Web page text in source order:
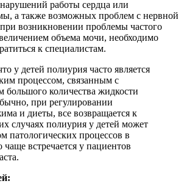
работы сердца или
а также возможных проблем с нервной
возникновении проблемы частого
объема мочи, необходимо
к специалистам.
у детей полиурия часто является
процессом, связанным с
большого количества жидкости
при регулировании
и диеты, все возвращается к
случаях полиурия у детей может
патологических процессов в
чаще встречается у пациентов